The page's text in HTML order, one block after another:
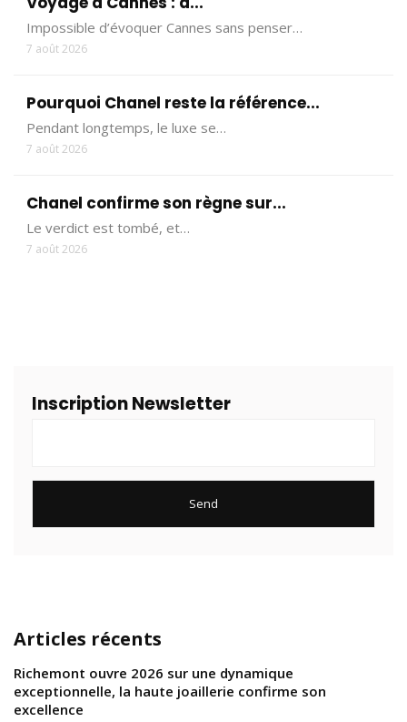
Impossible d’évoquer Cannes sans penser…
7 août 2026
Pourquoi Chanel reste la référence...
Pendant longtemps, le luxe se…
7 août 2026
Chanel confirme son règne sur...
Le verdict est tombé, et…
7 août 2026
Inscription Newsletter
Articles récents
Richemont ouvre 2026 sur une dynamique
exceptionnelle, la haute joaillerie confirme son
excellence